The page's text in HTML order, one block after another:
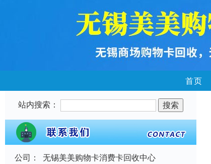
首页
站内搜索：
公司：
无锡美美购物卡消费卡回收中心